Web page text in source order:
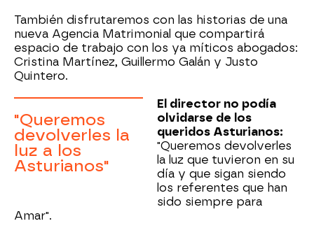
También disfrutaremos con las historias de una
nueva Agencia Matrimonial que compartirá
espacio de trabajo con los ya míticos abogados:
Cristina Martínez, Guillermo Galán y Justo
Quintero.
"Queremos
devolverles la
luz a los
Asturianos"
El director no podía
olvidarse de los
queridos Asturianos:
"Queremos devolverles
la luz que tuvieron en su
día y que sigan siendo
los referentes que han
sido siempre para
Amar".